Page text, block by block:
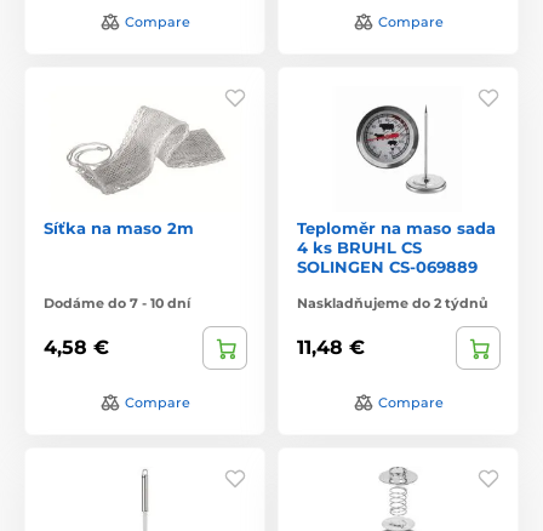
Compare Compare
Síťka na maso 2m
Dodáme do 7 - 10 dní
4,58 €
Compare
Teploměr na maso sada
4 ks BRUHL CS
SOLINGEN CS-069889
Naskladňujeme do 2 týdnů
11,48 €
Compare